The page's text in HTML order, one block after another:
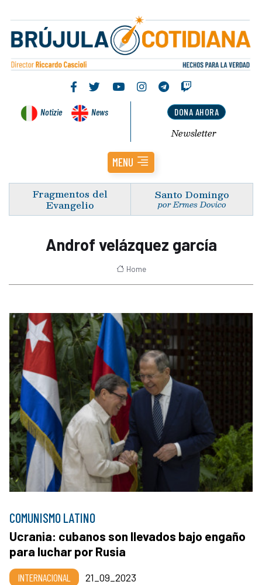
Notizie News DONA AHORA
Newsletter
MENU
Fragmentos del
Evangelio
Santo Domingo
por Ermes Dovico
Androf velázquez garcía
Home
COMUNISMO LATINO
Ucrania: cubanos son llevados bajo engaño
para luchar por Rusia
INTERNACIONAL 21_09_2023